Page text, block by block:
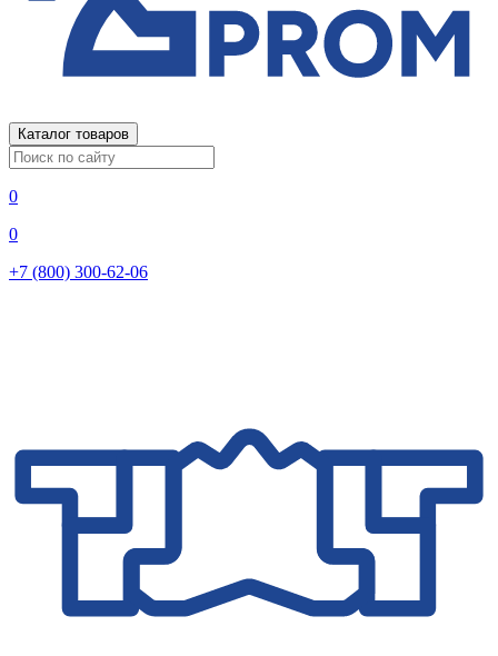
Каталог товаров
0
0
+7 (800) 300-62-06